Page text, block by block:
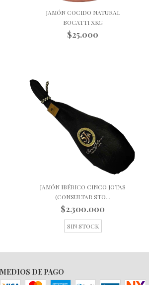
JAMÓN COCIDO NATURAL
BOCATTI XKG
$25.000
JAMÓN IBÉRICO CINCO JOTAS
(CONSULTAR STO...
$2.300.000
SIN STOCK
MEDIOS DE PAGO